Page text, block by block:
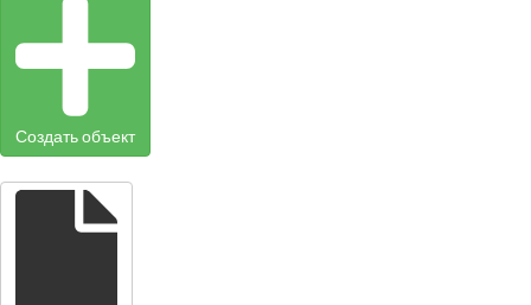
Создать объект